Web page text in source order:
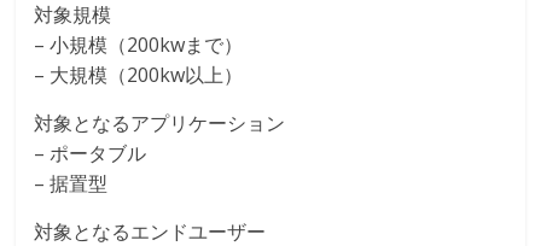
対象規模
– 小規模（200kwまで）
– 大規模（200kw以上）
対象となるアプリケーション
– ポータブル
– 据置型
対象となるエンドユーザー